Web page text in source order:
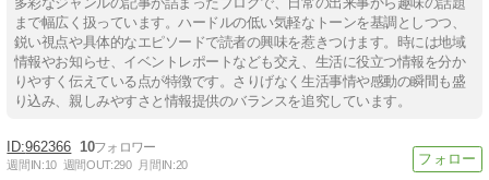
まで幅広く扱っています。ハードルの低い気軽なトーンを基調としつつ、
鋭い視点や具体的なエピソードで読者の興味を惹きつけます。時には地域
情報やお知らせ、イベントレポートなども交え、生活に役立つ情報を分か
りやすく伝えている点が特徴です。さりげなく生活事情や感動の瞬間も盛
り込み、親しみやすさと情報提供のバランスを追究しています。
962366 10
週間IN:10 週間OUT:290 月間IN:20